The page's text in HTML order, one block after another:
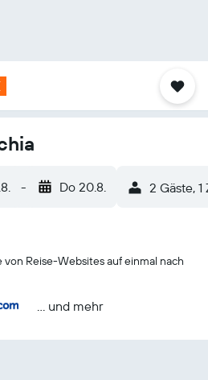
- Do 20.8. 2 Gäste,
von Reise-Websites auf einmal nach
… und mehr